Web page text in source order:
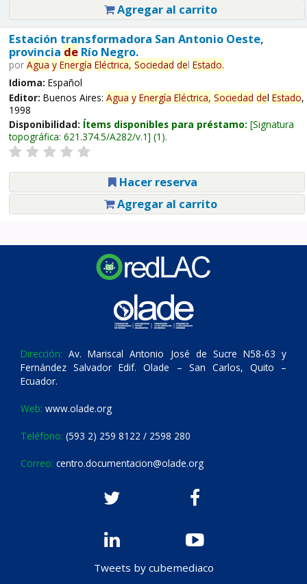
Agregar al carrito
Estación transformadora San Antonio Oeste,
provincia deRío Negro.
por Agua y Energía Eléctrica, Sociedad del Estado.
Idioma: Español
Editor: Buenos Aires: Agua y Energía Eléctrica, Sociedad del Estado,
1998
Disponibilidad: Ítems disponibles para préstamo: Signatura
topográfica: 621.374.5/A282/v.1 (1).
Hacer reserva
Agregar al carrito
Dirección: Av. Mariscal Antonio José de Sucre N58-63 y
Fernández Salvador Edif. Olade – San Carlos, Quito –
Ecuador.
Web: www.olade.org
Teléfono: (593 2) 259 8122 / 2598 280
Correo: centro.documentacion@olade.org
Tweets by cubemediaco